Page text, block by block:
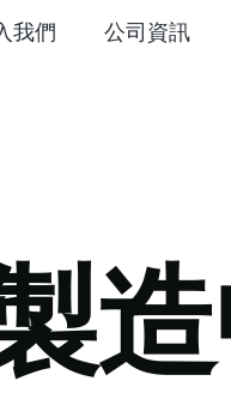
我們 公司資訊